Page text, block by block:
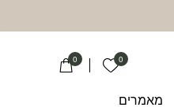
0 הרשימה שלי
0
מאמרים